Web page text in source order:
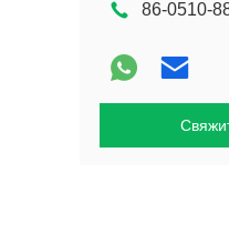
86-0510-